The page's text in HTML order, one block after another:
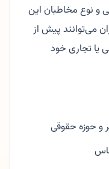
و نوع مخاطبان این
می‌توانند پیش از
یا تجاری خود
حوزه حقوقی